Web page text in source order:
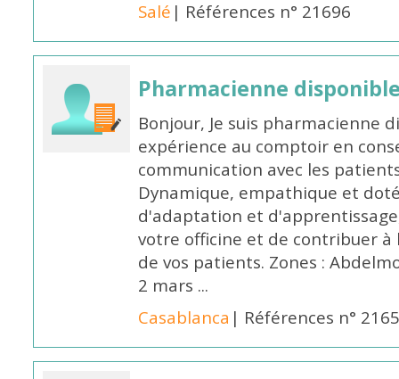
Salé | Références n° 21696
Pharmacienne
Bonjour, Je suis pharmacienne
expérience au comptoir en
communication avec les
Dynamique, empathique et
d'adaptation et
votre officine et de contribuer
de vos patients. Zones :
2 mars ...
Casablanca | Références n°